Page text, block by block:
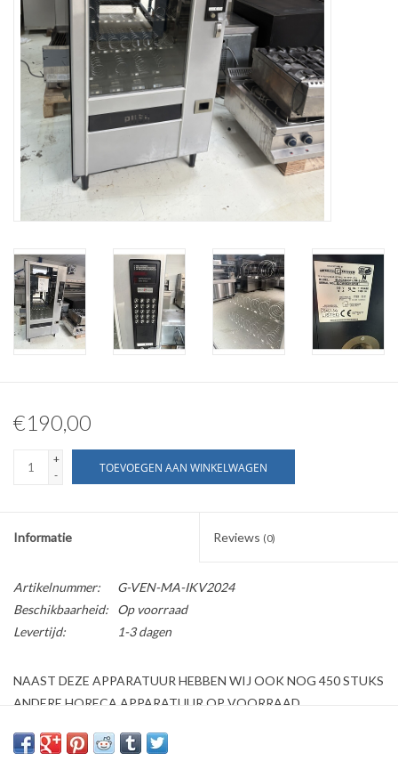
€190,00
+
-
TOEVOEGEN AAN WINKELWAGEN
Informatie Reviews (0)
Artikelnummer:
G-VEN-MA-IKV2024
Beschikbaarheid:
Op voorraad
Levertijd:
1-3 dagen
NAAST DEZE APPARATUUR HEBBEN WIJ OOK NOG 450 STUKS
ANDERE HORECA APPARATUUR OP VOORRAAD
Kijk ook op onze website horecaprofessionalcenter punt nl, om
direct te kunnen bestellen.